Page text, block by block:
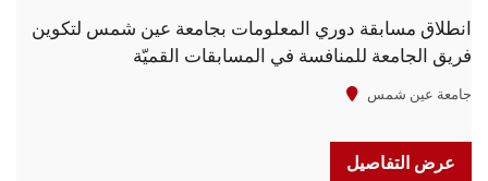
انطلاق مسابقة دوري المعلومات بجامعة عين شمس لتكوين
فريق الجامعة للمنافسة في المسابقات القميّة
جامعة عين شمس
عرض التفاصيل